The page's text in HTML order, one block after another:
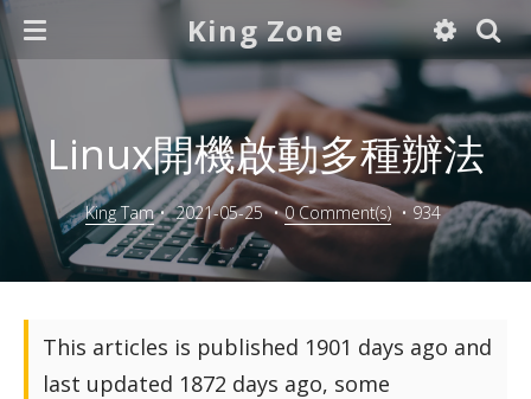
King Zone
Linux開機啟動多種辦法
King Tam•2021-05-25•0 Comment(s)•934
This articles is published 1901 days ago and
last updated 1872 days ago, some